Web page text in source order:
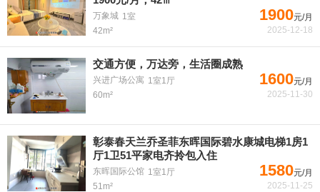
万象城 1室
42m²
1900元/月
2025-12-18
交通方便，万达旁，生活圈成熟
兴进广场公寓 1室1厅
60m²
1600元/月
2025-11-30
彰泰春天兰乔圣菲东晖国际碧水康城电梯1房1
厅1卫51平家电齐拎包入住
东晖国际公馆 1室1厅
51m²
1580元/月
2025-11-25